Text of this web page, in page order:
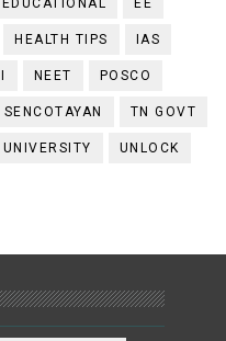
EDUCATIONAL EE
HEALTH TIPS IAS
NEET POSCO
SENCOTAYAN TN GOVT
UNIVERSITY UNLOCK